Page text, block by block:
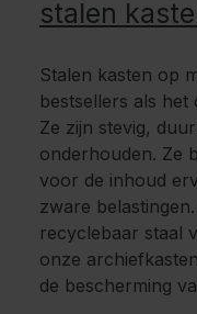
stalen
Stalen kasten op
bestsellers als het
Ze zijn stevig,
onderhouden. Ze
voor de inhoud
zware
recyclebaar staal
onze
de bescherming